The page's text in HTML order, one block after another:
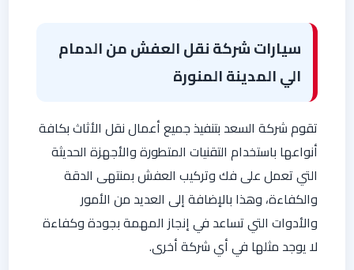
سيارات شركة نقل العفش من الدمام
الي المدينة المنورة
تقوم شركة السعد بتنفيذ جميع أعمال نقل الأثاث بكافة
أنواعها باستخدام التقنيات المتطورة والأجهزة الحديثة
التي تعمل على فك وتركيب العفش بمنتهى الدقة
والكفاءة، وهذا بالإضافة إلى العديد من الأمور
والأدوات التي تساعد في إنجاز المهمة بجودة وكفاءة
لا يوجد مثلها في أي شركة أخرى.